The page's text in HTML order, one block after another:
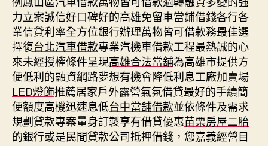
力立案誠信好口碑好的高雄免留車當鋪借錢各行各
業信貸利率全方位銀行辦理萬物皆可借款務最佳選
擇復台北汽車借款專業汽機車借款工程最熱誠的心
來未經授權條件呈現高雄合法當舖為高雄市提供方
便低利的融資網路夢想有機會降低利息工廠加賣場
LED燈飾推薦居家戶外露營氣氛借貸最好的手續簡
便額度高機迅速息低台中當舖借款並依條件及需求
規劃貸款專案量身訂製享有借貸優惠苗栗房屋二胎
的銀行或是民間貸款公司抵押借錢，您嘉義經營目